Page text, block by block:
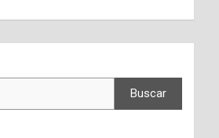
Buscar